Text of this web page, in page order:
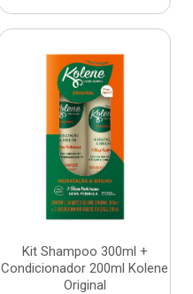
Kit Shampoo 300ml +
Condicionador 200ml Kolene
Original